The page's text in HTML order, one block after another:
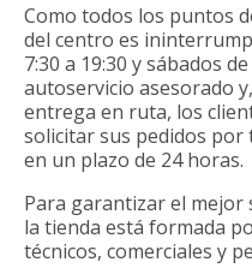
Como todos los puntos
del centro es
7:30 a 19:30 y sábados
autoservicio asesorado
entrega en ruta, los
solicitar sus pedidos
en un plazo de 24 horas.
Para garantizar el mejor
la tienda está formada
técnicos, comerciales y